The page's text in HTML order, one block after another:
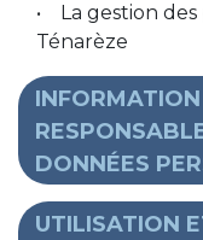
• La gestion des
Ténarèze
DONNÉES
UTILISATION